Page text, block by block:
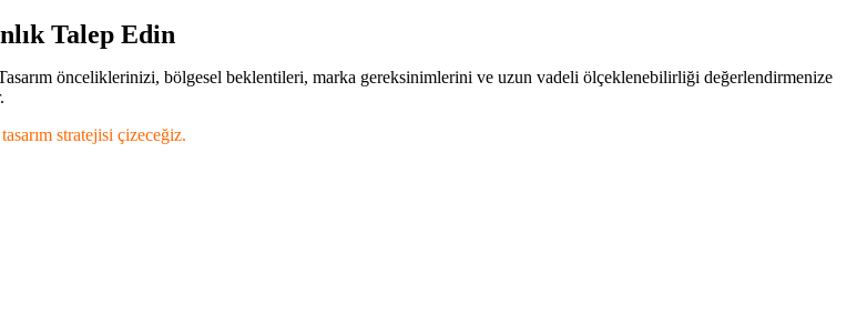
Talep Edin
önceliklerinizi, bölgesel beklentileri, marka gereksinimlerini ve uzun vadeli ölçeklenebilirliği değerlendirmenize
stratejisi çizeceğiz.